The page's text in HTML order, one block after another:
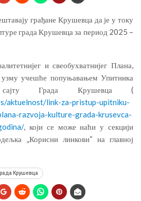
грађане Крушевца да је у току
града Крушевца за период 2025 –
и свеобухватнијег Плана,
узму учешће попуњавањем Упитника
Града Крушевца (
aktuelnost/link-za-pristup-upitniku-
razvoja-kulture-grada-krusevca-
, који се може наћи у секцији
„Корисни линкови“ на главној
Крушевца